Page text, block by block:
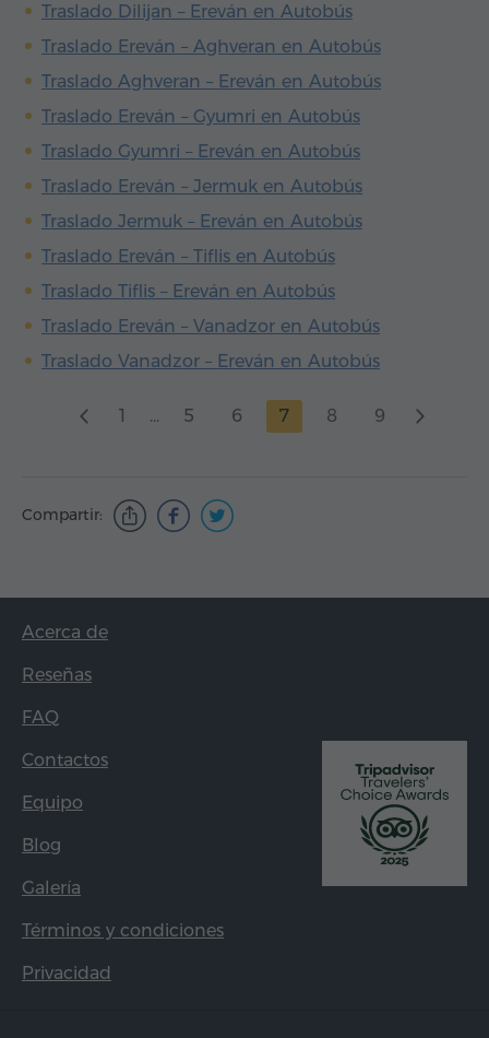
Traslado Dilijan – Ereván en Autobús
Traslado Ereván – Aghveran en Autobús
Traslado Aghveran – Ereván en Autobús
Traslado Ereván – Gyumri en Autobús
Traslado Gyumri – Ereván en Autobús
Traslado Ereván – Jermuk en Autobús
Traslado Jermuk – Ereván en Autobús
Traslado Ereván – Tiflis en Autobús
Traslado Tiflis – Ereván en Autobús
Traslado Ereván – Vanadzor en Autobús
Traslado Vanadzor – Ereván en Autobús
1 ... 5 6 7 8 9
Compartir:
Acerca de
Reseñas
FAQ
Contactos
Equipo
Blog
Galería
Términos y condiciones
Privacidad